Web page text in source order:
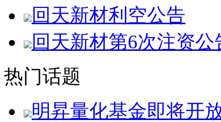
回天新材利空公告
回天新材第6次注资公
热门话题
明昇量化基金即将开